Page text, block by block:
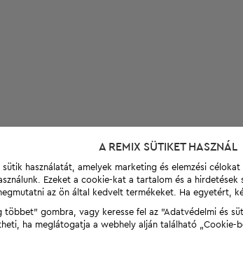
A REMIX SÜTIKET HASZNÁL
használatát, amelyek marketing és elemzési
Ezeket a cookie-kat a tartalom és a
az ön által kedvelt termékeket. Ha egyetért,
gombra, vagy keresse fel az "Adatvédelmi és
ha meglátogatja a webhely alján található „Cookie-